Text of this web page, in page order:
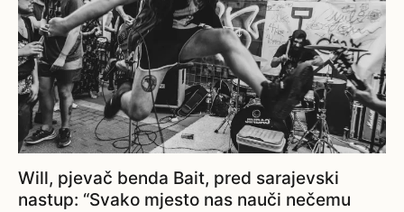
Will, pjevač benda Bait, pred sarajevski
nastup: “Svako mjesto nas nauči nečemu